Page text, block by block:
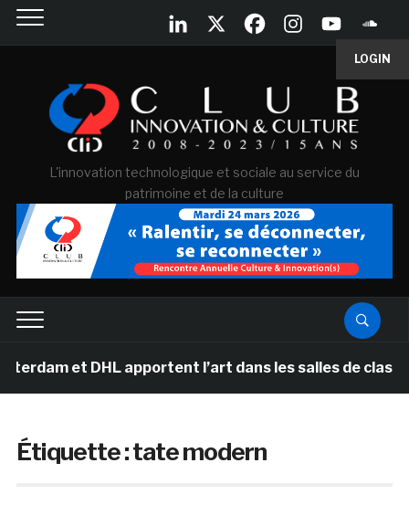
LOGIN
L'innovation technologique et sociale au service du
patrimoine et de la culture
DHL apportent l’art dans les salles de classe des
Étiquette :tate modern